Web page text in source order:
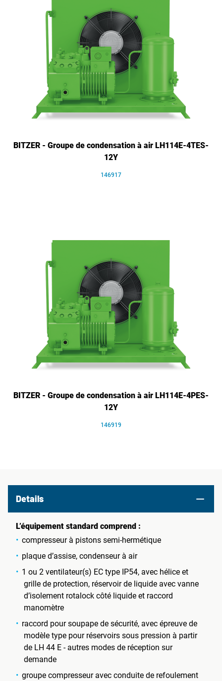
BITZER - Groupe de condensation à air LH114E-4TES-
12Y
146917
BITZER - Groupe de condensation à air LH114E-4PES-
12Y
146919
Details
L’équipement standard comprend :
compresseur à pistons semi-hermétique
plaque d’assise, condenseur à air
1 ou 2 ventilateur(s) EC type IP54, avec hélice et
grille de protection, réservoir de liquide avec vanne
d’isolement rotalock côté liquide et raccord
manomètre
raccord pour soupape de sécurité, avec épreuve de
modèle type pour réservoirs sous pression à partir
de LH 44 E - autres modes de réception sur
demande
groupe compresseur avec conduite de refoulement